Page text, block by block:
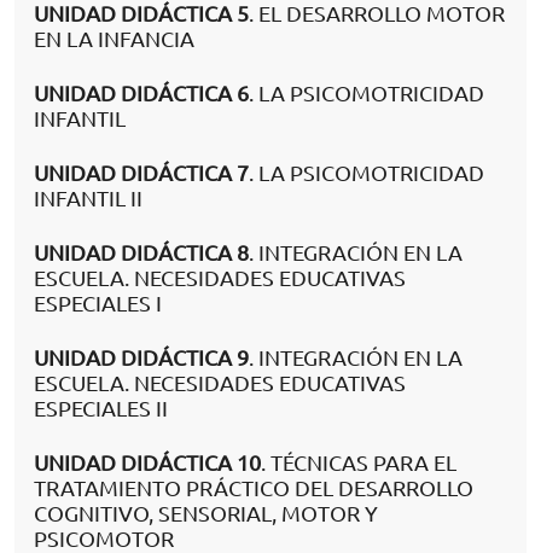
UNIDAD DIDÁCTICA 5. EL DESARROLLO MOTOR
EN LA INFANCIA
UNIDAD DIDÁCTICA 6. LA PSICOMOTRICIDAD
INFANTIL
UNIDAD DIDÁCTICA 7. LA PSICOMOTRICIDAD
INFANTIL II
UNIDAD DIDÁCTICA 8. INTEGRACIÓN EN LA
ESCUELA. NECESIDADES EDUCATIVAS
ESPECIALES I
UNIDAD DIDÁCTICA 9. INTEGRACIÓN EN LA
ESCUELA. NECESIDADES EDUCATIVAS
ESPECIALES II
UNIDAD DIDÁCTICA 10. TÉCNICAS PARA EL
TRATAMIENTO PRÁCTICO DEL DESARROLLO
COGNITIVO, SENSORIAL, MOTOR Y
PSICOMOTOR